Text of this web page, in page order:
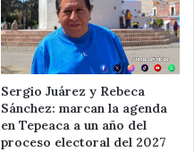
Sergio Juárez y Rebeca
Sánchez: marcan la agenda
en Tepeaca a un año del
proceso electoral del 2027